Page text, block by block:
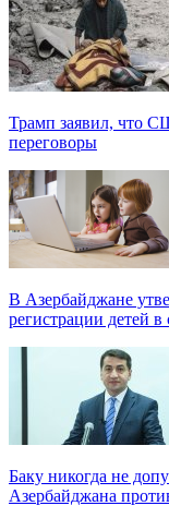
Трамп заявил, что
переговоры
В Азербайджане
регистрации детей в
Баку никогда не
Азербайджана